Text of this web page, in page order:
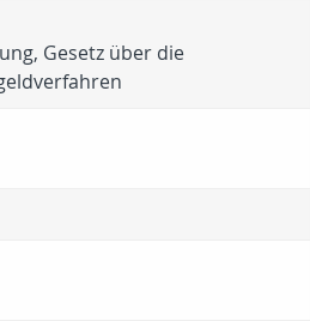
Gesetz über die